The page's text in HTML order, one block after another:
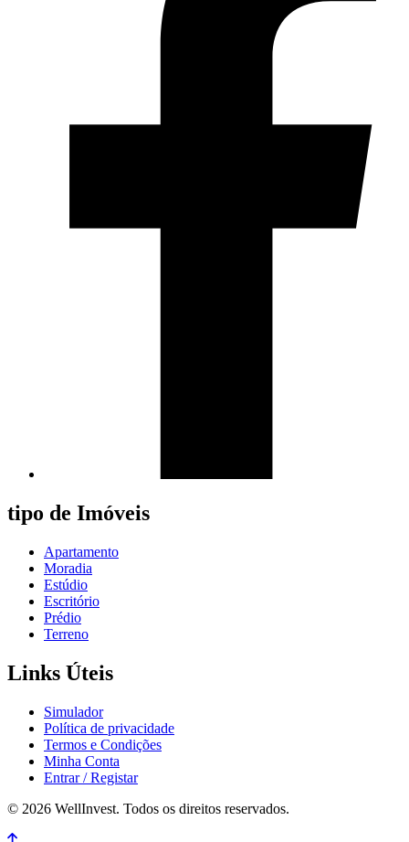
tipo de Imóveis
Apartamento
Moradia
Estúdio
Escritório
Prédio
Terreno
Links Úteis
Simulador
Política de privacidade
Termos e Condições
Minha Conta
Entrar / Registar
© 2026 WellInvest. Todos os direitos reservados.